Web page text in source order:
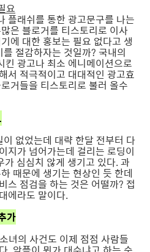
요
플래쉬를 통한 광고문구를 나는
은 블로거를 티스토리로 이사
에 대한 홍보는 필요 없다고 생
절감하자는 것일까? 국내의
킨 광고나 최소 에니메이션으로
서 적극적이고 대대적인 광고효
거들을 티스토리로 불러 올수
없었는데 대략 한달 전부터 다
지가 넘어가는데 걸리는 로딩이
심심치 않게 생기고 있다. 과
때문에 생기는 현상인 듯 한데
스 점검을 하는 것은 어떨까? 접
에라도 말이다.
가
녀의 사건도 이제 점점 사람들